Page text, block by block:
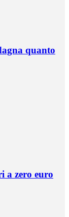
quanto
a zero euro